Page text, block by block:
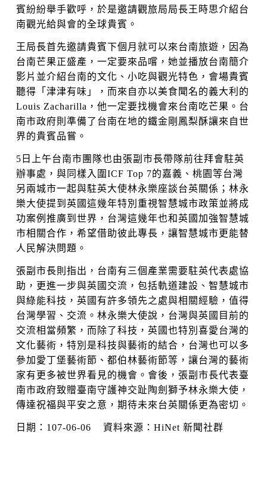
賓紛紛舉手歡呼，於是邀請觀旅局局長王時思介紹台
南觀光給與會的全球貴賓。
王局長首先邀請貴賓下個月就可以來台南旅遊，因為
台南芒果正盛產，一定要來品嚐，她並播放台南簡介
影片並介紹台南的文化、小吃與觀光特色，會場貴賓
聽得「津津有味」，而來自亦以美食聞名的義大利的
Louis Zacharilla，他一定要找機會來台南吃芒果。台
南市政府則準備了台南在地的鐵金剛鳳梨酥讓來自世
界的貴賓品嘗。
5日上午台南市團隊也由張副市長帶隊前往拜會駐英
辦事處，與同樣入圍ICF Top 7的嘉義、桃園等台灣
另兩城市一起與駐英大使林永樂座談台英關係；林永
樂大使提到英國這幾年特別重視智慧城市政策並將成
功案例推廣到世界，台灣這幾年也和英國加強智慧城
市相關合作，希望借助彼此專長，讓智慧城市更能替
人民解決問題。
張副市長則指出，台南有三個產業需要駐英代表處協
助，更進一步與英國交流，包括軌道建設、智慧城市
與綠能科技，英國有許多領先之處與相關經驗，值得
台灣學習、交流。林永樂大使說，台灣與英國目前的
交流相當頻繁，而除了科技，英國也特別喜愛台灣的
文化藝術，特別是科技與藝術的結合，台灣也可以多
參加愛丁堡藝術節、都伯林藝術節等，讓台灣的藝術
家有更多被世界看見的機會。會後，張副市長代表臺
南市政府致贈臺南守護神交趾陶劍獅予林永樂大使，
傳達祝福與平安之意，期待未來台英關係更為密切。
日期：107-06-06 資料來源：HiNet 新聞社群